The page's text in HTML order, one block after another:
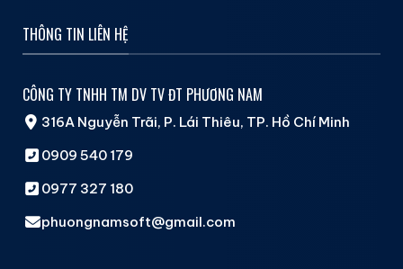
THÔNG TIN LIÊN HỆ
CÔNG TY TNHH TM DV TV ĐT PHƯƠNG NAM
316A Nguyễn Trãi, P. Lái Thiêu, TP. Hồ Chí Minh
0909 540 179
0977 327 180
phuongnamsoft@gmail.com